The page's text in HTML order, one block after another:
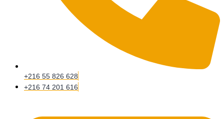
+216 55 826 628
+216 74 201 616